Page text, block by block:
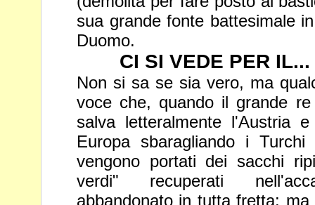
sua grande fonte battesimale
Duomo.
CI SI VEDE PER
Non si sa se sia vero, ma
voce che, quando il grande
salva letteralmente l'Austria
Europa sbaragliando i
vengono portati dei sacchi
verdi" recuperati
abbandonato in tutta fretta: